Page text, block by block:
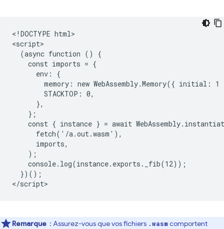
<!DOCTYPE html>
<script>
  (async function () {
    const imports = {
      env: {
memory: new WebAssembly.Memory({ initial: 1
        STACKTOP: 0,
      },
    };
const { instance } = await
      fetch('/a.out.wasm'),
      imports,
    );
    console.log(instance.exports._fib(12));
  })();
Remarque : Assurez-vous que vos fichiers .wasmcomportent